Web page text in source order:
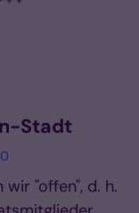
Stadt
"offen", d. h.